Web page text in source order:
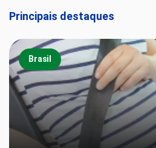
Principais destaques
Brasil